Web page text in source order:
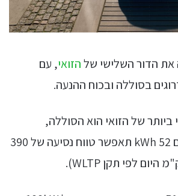
את הדור השלישי שלהזואי, עם
בסוללה ובכוח ההנעה.
של הזואי הוא הסוללה,
הסוללה החדשה עם 52 kWh תאפשר טווח נסיעה של 390